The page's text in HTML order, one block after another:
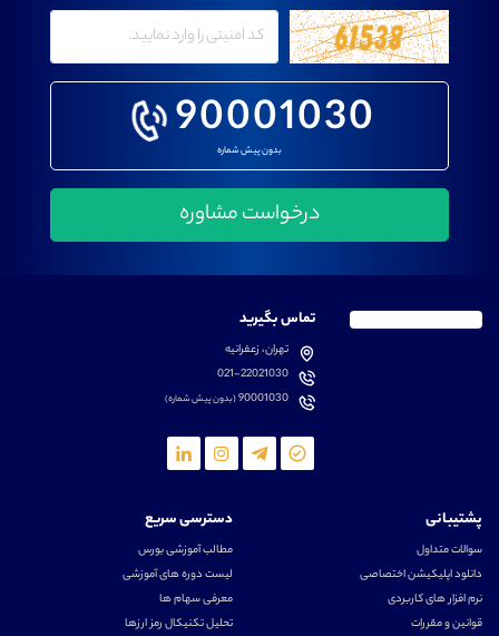
90001030
بدون پیش شماره
تماس بگیرید
تهران، زعفرانیه
021-22021030
90001030(بدون پیش شماره)
پشتیبانی
سوالات متداول
دانلود اپلیکیشن اختصاصی
نرم افزار های کاربردی
قوانین و مقررات
دسترسی سریع
مطالب آموزشی بورس
لیست دوره های آموزشی
معرفی سهام ها
تحلیل تکنیکال رمز ارزها